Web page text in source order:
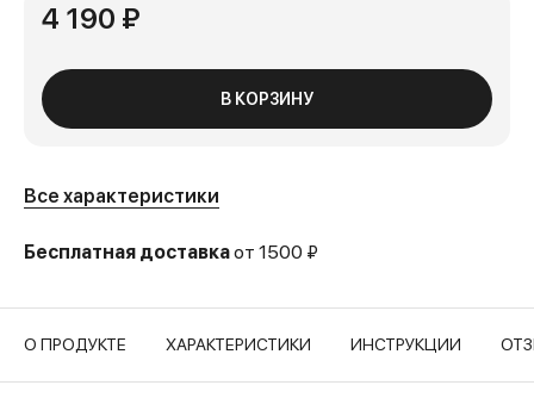
4 190 ₽
В КОРЗИНУ
Все характеристики
Бесплатная доставкаот 1500 ₽
О ПРОДУКТЕ ХАРАКТЕРИСТИКИ ИНСТРУКЦИИ